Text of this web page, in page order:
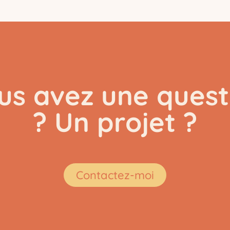
avez une
? Un projet ?
Contactez-moi